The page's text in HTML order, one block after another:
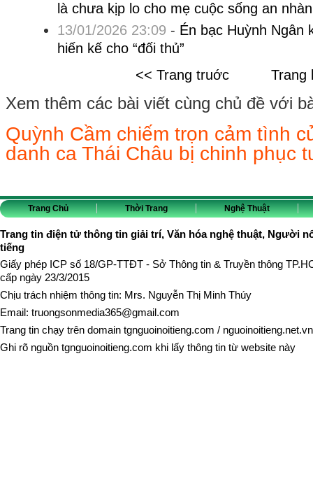
là chưa kịp lo cho mẹ cuộc sống an
13/01/2026 23:09 - Én bạc Huỳnh Ngân
hiến kế cho “đối thủ”
<< Trang truớc
Trang
Xem thêm các bài viết cùng chủ đề với
Quỳnh Cầm chiếm trọn cảm tình
danh ca Thái Châu bị chinh phục
Trang Chủ Thời Trang Nghệ Thuật
Trang tin điện tử thông tin giải trí, Văn hóa nghệ thuật, Người
tiếng
Giấy phép ICP số 18/GP-TTĐT - Sở Thông tin & Truyền thông
cấp ngày 23/3/2015
Chịu trách nhiệm thông tin: Mrs. Nguyễn Thị Minh Thúy
Email: truongsonmedia365@gmail.com
Trang tin chạy trên domain tgnguoinoitieng.com / nguoinoitieng.net.vn
Ghi rõ nguồn tgnguoinoitieng.com khi lấy thông tin từ website này